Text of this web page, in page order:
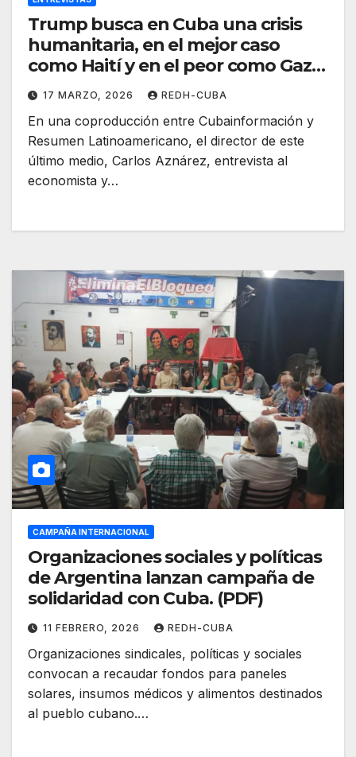
Trump busca en Cuba una crisis
humanitaria, en el mejor caso
como Haití y en el peor como Gaza.
( Vídeo)
17 MARZO, 2026 REDH-CUBA
En una coproducción entre Cubainformación y
Resumen Latinoamericano, el director de este
último medio, Carlos Aznárez, entrevista al
economista y…
CAMPAÑA INTERNACIONAL
Organizaciones sociales y políticas
de Argentina lanzan campaña de
solidaridad con Cuba. (PDF)
11 FEBRERO, 2026 REDH-CUBA
Organizaciones sindicales, políticas y sociales
convocan a recaudar fondos para paneles
solares, insumos médicos y alimentos destinados
al pueblo cubano.…